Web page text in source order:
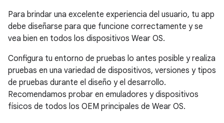
Para brindar una excelente experiencia del usuario, tu app
debe diseñarse para que funcione correctamente y se
vea bien en todos los dispositivos Wear OS.
Configura tu entorno de pruebas lo antes posible y realiza
pruebas en una variedad de dispositivos, versiones y tipos
de pruebas durante el diseño y el desarrollo.
Recomendamos probar en emuladores y dispositivos
físicos de todos los OEM principales de Wear OS.